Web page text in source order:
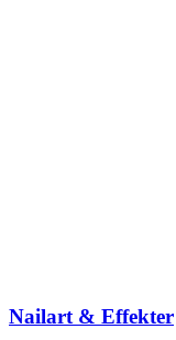
Nailart & Effekter